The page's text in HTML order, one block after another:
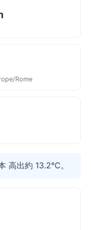
Rome
出約 13.2°C。